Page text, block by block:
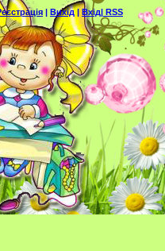
| Вихід |Вхід| RSS